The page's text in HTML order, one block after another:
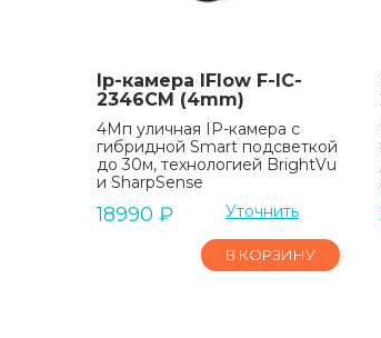
Ip-камера IFlow F-IC-
2346CM (4mm)
4Мп уличная IP-камера с
гибридной Smart подсветкой
до 30м, технологией BrightVu
и SharpSense
18990 ₽ Уточнить
В КОРЗИНУ